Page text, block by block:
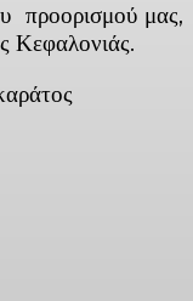
προορισμού μας,
Κεφαλονιάς.